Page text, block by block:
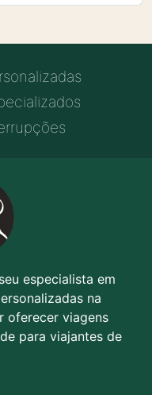
especialista em
na
oferecer viagens
para viajantes de